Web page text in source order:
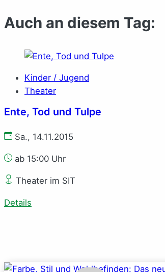
Auch an diesem Tag:
Kinder / Jugend
Theater
Ente, Tod und Tulpe
Sa., 14.11.2015
ab 15:00 Uhr
Theater im SIT
Details